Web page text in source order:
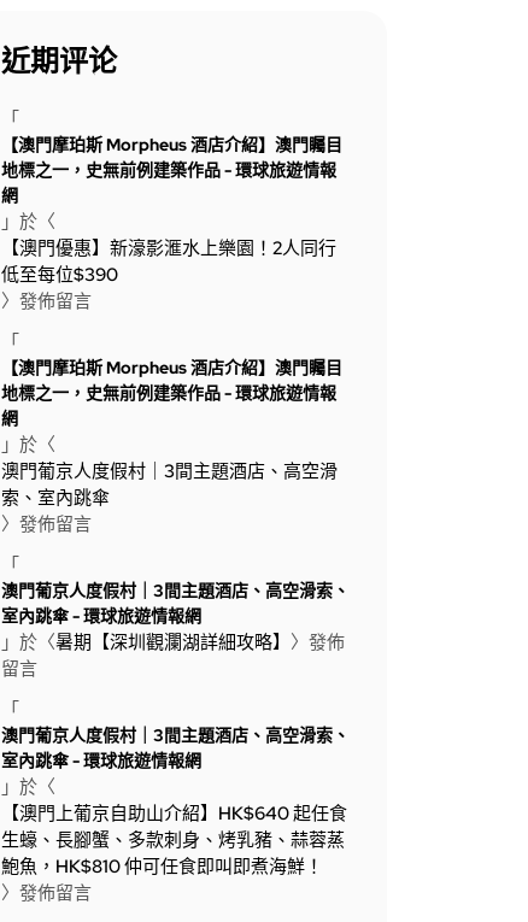
近期评论
「
【澳門摩珀斯 Morpheus 酒店介紹】澳門矚目
地標之一，史無前例建築作品 - 環球旅遊情報
網
」於〈
【澳門優惠】新濠影滙水上樂園！2人同行
低至每位$390
〉發佈留言
「
【澳門摩珀斯 Morpheus 酒店介紹】澳門矚目
地標之一，史無前例建築作品 - 環球旅遊情報
網
」於〈
澳門葡京人度假村｜3間主題酒店、高空滑
索、室內跳傘
〉發佈留言
「
澳門葡京人度假村｜3間主題酒店、高空滑索、
室內跳傘 - 環球旅遊情報網
」於〈暑期【深圳觀瀾湖詳細攻略】 〉發佈
留言
「
澳門葡京人度假村｜3間主題酒店、高空滑索、
室內跳傘 - 環球旅遊情報網
」於〈
【澳門上葡京自助山介紹】HK$640 起任食
生蠔、長腳蟹、多款刺身、烤乳豬、蒜蓉蒸
鮑魚，HK$810 仲可任食即叫即煮海鮮！
〉發佈留言